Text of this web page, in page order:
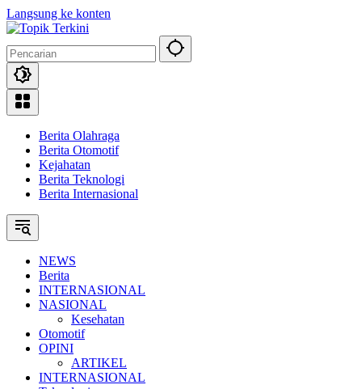
Langsung ke konten
Berita Olahraga
Berita Otomotif
Kejahatan
Berita Teknologi
Berita Internasional
NEWS
Berita
INTERNASIONAL
NASIONAL
Kesehatan
Otomotif
OPINI
ARTIKEL
INTERNASIONAL